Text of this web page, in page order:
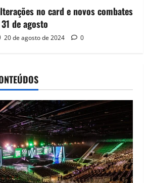
no card e novos combates
de agosto
20 de agosto de 2024 0